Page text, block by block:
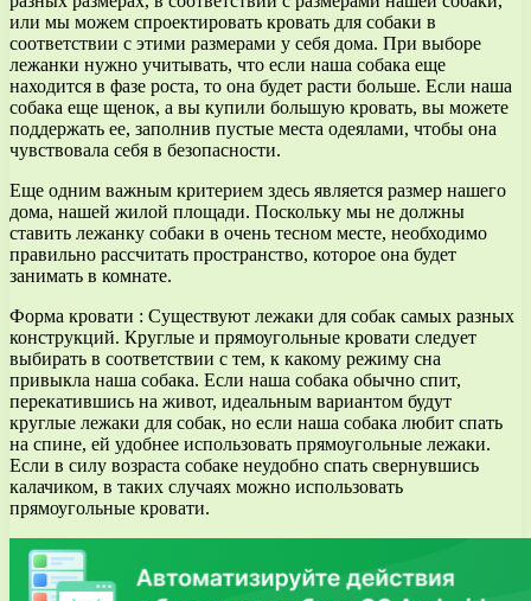
или мы можем спроектировать кровать для собаки в
соответствии с этими размерами у себя дома. При выборе
лежанки нужно учитывать, что если наша собака еще
находится в фазе роста, то она будет расти больше. Если наша
собака еще щенок, а вы купили большую кровать, вы можете
поддержать ее, заполнив пустые места одеялами, чтобы она
чувствовала себя в безопасности.
Еще одним важным критерием здесь является размер нашего
дома, нашей жилой площади. Поскольку мы не должны
ставить лежанку собаки в очень тесном месте, необходимо
правильно рассчитать пространство, которое она будет
занимать в комнате.
Форма кровати : Существуют лежаки для собак самых разных
конструкций. Круглые и прямоугольные кровати следует
выбирать в соответствии с тем, к какому режиму сна
привыкла наша собака. Если наша собака обычно спит,
перекатившись на живот, идеальным вариантом будут
круглые лежаки для собак, но если наша собака любит спать
на спине, ей удобнее использовать прямоугольные лежаки.
Если в силу возраста собаке неудобно спать свернувшись
калачиком, в таких случаях можно использовать
прямоугольные кровати.